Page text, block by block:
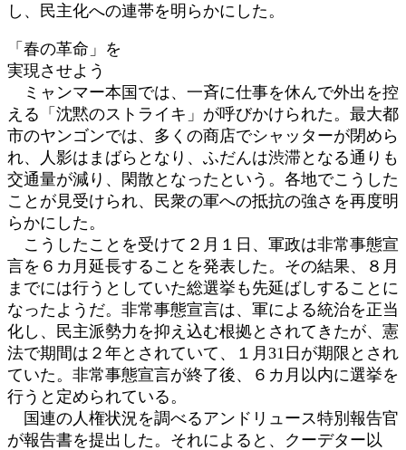
し、民主化への連帯を明らかにした。
「春の革命」を
実現させよう
ミャンマー本国では、一斉に仕事を休んで外出を控
える「沈黙のストライキ」が呼びかけられた。最大都
市のヤンゴンでは、多くの商店でシャッターが閉めら
れ、人影はまばらとなり、ふだんは渋滞となる通りも
交通量が減り、閑散となったという。各地でこうした
ことが見受けられ、民衆の軍への抵抗の強さを再度明
らかにした。
こうしたことを受けて２月１日、軍政は非常事態宣
言を６カ月延長することを発表した。その結果、８月
までには行うとしていた総選挙も先延ばしすることに
なったようだ。非常事態宣言は、軍による統治を正当
化し、民主派勢力を抑え込む根拠とされてきたが、憲
法で期間は２年とされていて、１月31日が期限とされ
ていた。非常事態宣言が終了後、６カ月以内に選挙を
行うと定められている。
国連の人権状況を調べるアンドリュース特別報告官
が報告書を提出した。それによると、クーデター以